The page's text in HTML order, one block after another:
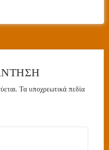
Τα υποχρεωτικά πεδία